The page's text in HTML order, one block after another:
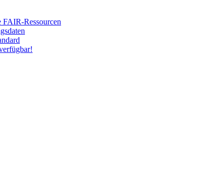
FAIR-Ressourcen